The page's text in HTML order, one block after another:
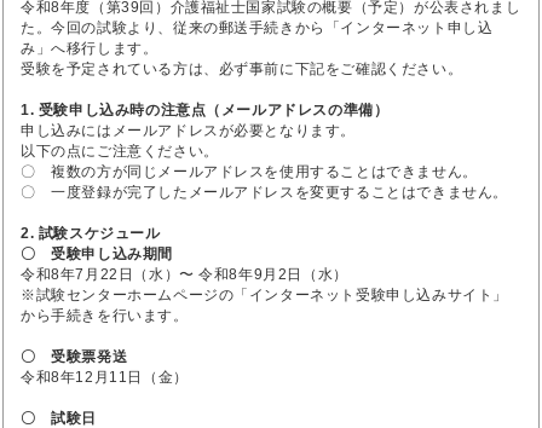
令和8年度（第39回）介護福祉士国家試験の概要（予定）が公表されまし
た。今回の試験より、従来の郵送手続きから「インターネット申し込
み」へ移行します。
受験を予定されている方は、必ず事前に下記をご確認ください。
1. 受験申し込み時の注意点（メールアドレスの準備）
申し込みにはメールアドレスが必要となります。
以下の点にご注意ください。
〇 複数の方が同じメールアドレスを使用することはできません。
〇 一度登録が完了したメールアドレスを変更することはできません。
2. 試験スケジュール
〇 受験申し込み期間
令和8年7月22日（水）〜 令和8年9月2日（水）
※試験センターホームページの「インターネット受験申し込みサイト」
から手続きを行います。
〇 受験票発送
令和8年12月11日（金）
〇 試験日